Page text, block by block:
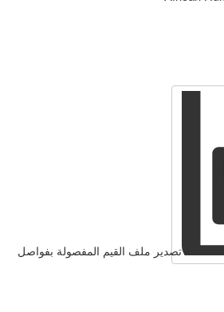
تصدير ملف القيم المفصولة بفواصل